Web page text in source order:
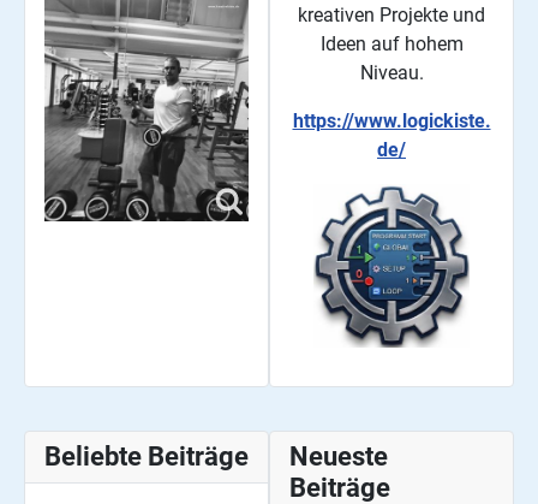
kreativen Projekte und
Ideen auf hohem
Niveau.
https://www.logickiste.
de/
Beliebte Beiträge
Neueste
Beiträge